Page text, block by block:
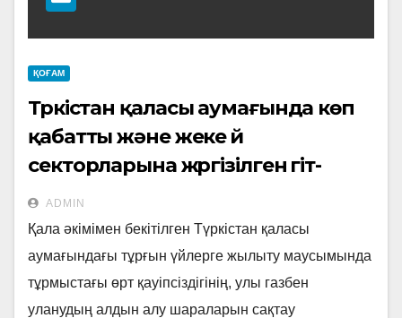
ҚОҒАМ
Түркістан қаласы аумағында көп
қабатты және жеке үй
секторларына жүргізілген үгіт-
насихат жұмыстары
ADMIN
Қала әкімімен бекітілген Түркістан қаласы
аумағындағы тұрғын үйлерге жылыту маусымында
тұрмыстағы өрт қауіпсіздігінің, улы газбен
уланудың алдын алу шараларын сақтау